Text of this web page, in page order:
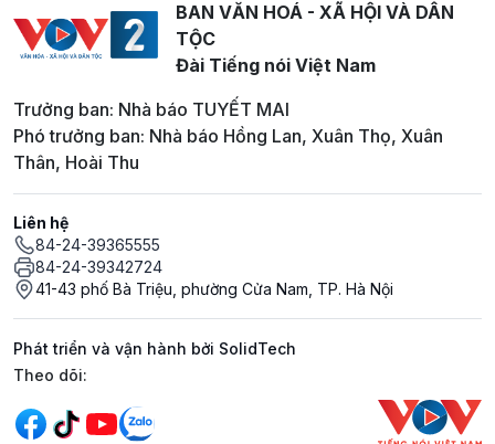
BAN VĂN HOÁ - XÃ HỘI VÀ DÂN
TỘC
Đài Tiếng nói Việt Nam
Trưởng ban: Nhà báo TUYẾT MAI
Phó trưởng ban: Nhà báo Hồng Lan, Xuân Thọ, Xuân
Thân, Hoài Thu
Liên hệ
84-24-39365555
84-24-39342724
41-43 phố Bà Triệu, phường Cửa Nam, TP. Hà Nội
Phát triển và vận hành bởi SolidTech
Mạng xã hội
Theo dõi: